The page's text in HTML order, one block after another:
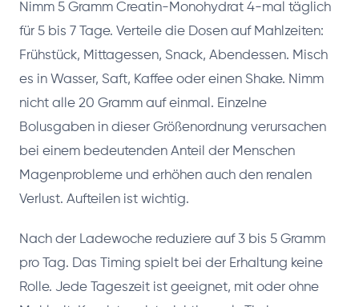
Nimm 5 Gramm Creatin-Monohydrat 4-mal täglich
für 5 bis 7 Tage. Verteile die Dosen auf Mahlzeiten:
Frühstück, Mittagessen, Snack, Abendessen. Misch
es in Wasser, Saft, Kaffee oder einen Shake. Nimm
nicht alle 20 Gramm auf einmal. Einzelne
Bolusgaben in dieser Größenordnung verursachen
bei einem bedeutenden Anteil der Menschen
Magenprobleme und erhöhen auch den renalen
Verlust. Aufteilen ist wichtig.
Nach der Ladewoche reduziere auf 3 bis 5 Gramm
pro Tag. Das Timing spielt bei der Erhaltung keine
Rolle. Jede Tageszeit ist geeignet, mit oder ohne